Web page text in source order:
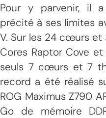
Pour y parvenir, il
précité à ses limites
V. Sur les 24 cœurs et
Cores Raptor Cove
seuls 7 cœurs et 7
record a été réalisé
ROG Maximus Z790
Go de mémoire